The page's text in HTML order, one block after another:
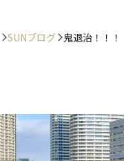
SUNブログ 鬼退治！！！